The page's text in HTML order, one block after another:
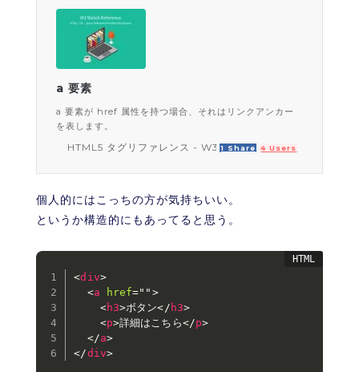
a 要素
a 要素が href 属性を持つ場合、それはリンクアンカー
を表します。
HTML5 タグリファレンス - W3 Watch Reference
1 Share 4 Users
個人的にはこっちの方が気持ちいい。
というか構造的にもあってると思う。
<div>
<a href=" " >
<h3>ボタン</ h3>
<p>詳細はこちら</p>
</a>
</div>